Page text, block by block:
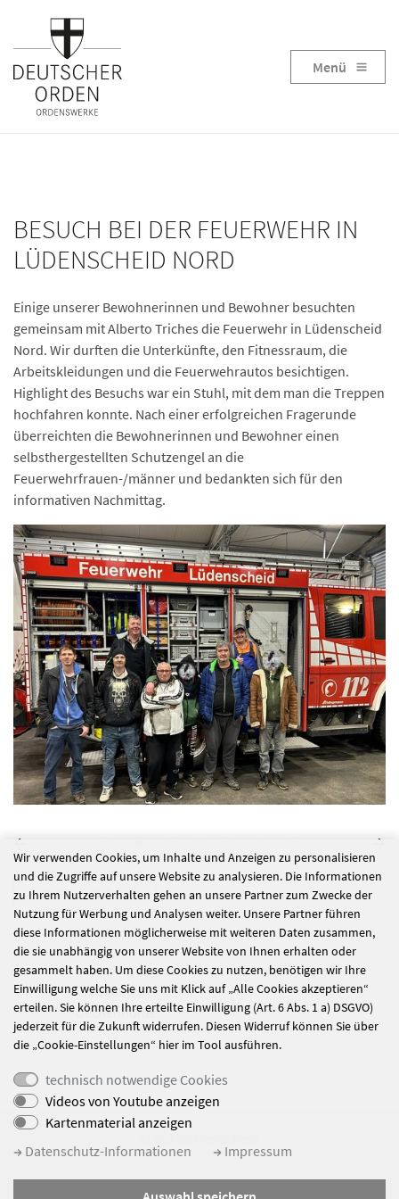
Menü
BESUCH BEI DER FEUERWEHR IN
LÜDENSCHEID NORD
Einige unserer Bewohnerinnen und Bewohner besuchten
gemeinsam mit Alberto Triches die Feuerwehr in Lüdenscheid
Nord. Wir durften die Unterkünfte, den Fitnessraum, die
Arbeitskleidungen und die Feuerwehrautos besichtigen.
Highlight des Besuchs war ein Stuhl, mit dem man die Treppen
hochfahren konnte. Nach einer erfolgreichen Fragerunde
überreichten die Bewohnerinnen und Bewohner einen
selbsthergestellten Schutzengel an die
Feuerwehrfrauen-/männer und bedankten sich für den
informativen Nachmittag.
alle Nachrichten
Ausflug zur
Iserlohner
Dechenhöhle
Bowling-Spaß
Wir verwenden Cookies, um Inhalte und Anzeigen zu personalisieren
und die Zugriffe auf unsere Website zu analysieren. Die Informationen
zu Ihrem Nutzerverhalten gehen an unsere Partner zum Zwecke der
Nutzung für Werbung und Analysen weiter. Unsere Partner führen
diese Informationen möglicherweise mit weiteren Daten zusammen,
die sie unabhängig von unserer Website von Ihnen erhalten oder
gesammelt haben. Um diese Cookies zu nutzen, benötigen wir Ihre
Einwilligung welche Sie uns mit Klick auf „Alle Cookies akzeptieren“
erteilen. Sie können Ihre erteilte Einwilligung (Art. 6 Abs. 1 a) DSGVO)
jederzeit für die Zukunft widerrufen. Diesen Widerruf können Sie über
die „Cookie-Einstellungen“ hier im Tool ausführen.
technisch notwendige Cookies
Videos von Youtube anzeigen
Kartenmaterial anzeigen
Datenschutz-Informationen
Impressum